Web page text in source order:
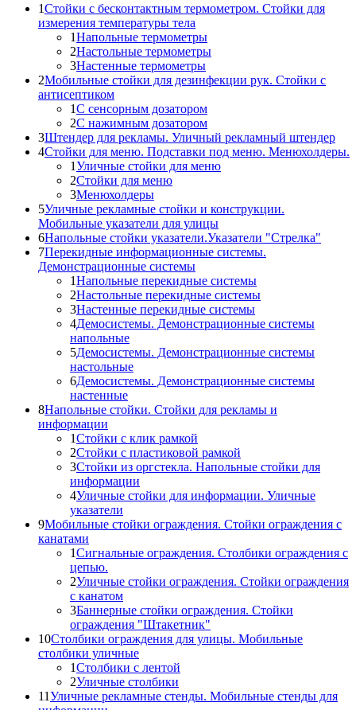
1Стойки с бесконтактным термометром. Стойки для
измерения температуры тела
1Напольные термометры
2Настольные термометры
3Настенные термометры
2Мобильные стойки для дезинфекции рук. Стойки с
антисептиком
1С сенсорным дозатором
2С нажимным дозатором
3Штендер для рекламы. Уличный рекламный штендер
4Стойки для меню. Подставки под меню. Менюхолдеры.
1Уличные стойки для меню
2Стойки для меню
3Менюхолдеры
5Уличные рекламные стойки и конструкции.
Мобильные указатели для улицы
6Напольные стойки указатели.Указатели "Стрелка"
7Перекидные информационные системы.
Демонстрационные системы
1Напольные перекидные системы
2Настольные перекидные системы
3Настенные перекидные системы
4Демосистемы. Демонстрационные системы
напольные
5Демосистемы. Демонстрационные системы
настольные
6Демосистемы. Демонстрационные системы
настенные
8Напольные стойки. Стойки для рекламы и
информации
1Стойки с клик рамкой
2Стойки с пластиковой рамкой
3Стойки из оргстекла. Напольные стойки для
информации
4Уличные стойки для информации. Уличные
указатели
9Мобильные стойки ограждения. Стойки ограждения с
канатами
1Сигнальные ограждения. Столбики ограждения с
цепью.
2Уличные стойки ограждения. Стойки ограждения
с канатом
3Баннерные стойки ограждения. Стойки
ограждения "Штакетник"
10Столбики ограждения для улицы. Мобильные
столбики уличные
1Столбики с лентой
2Уличные столбики
11Уличные рекламные стенды. Мобильные стенды для